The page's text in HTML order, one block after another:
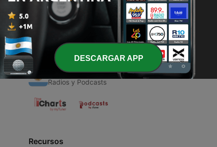
21 nov. 2020
Radios Argentinas
Radios y Podcasts
Recursos
DESCARGAR APP